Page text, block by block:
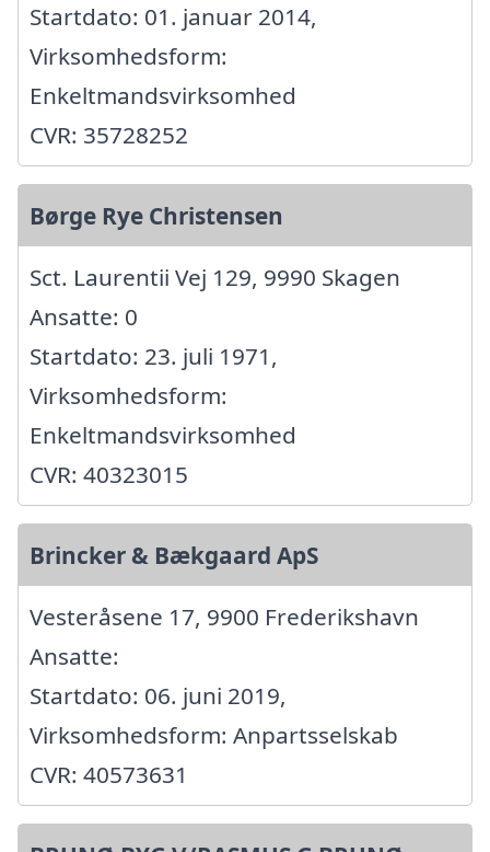
Startdato: 01. januar 2014,
Virksomhedsform:
Enkeltmandsvirksomhed
CVR: 35728252
Børge Rye Christensen
Sct. Laurentii Vej 129, 9990 Skagen
Ansatte: 0
Startdato: 23. juli 1971,
Virksomhedsform:
Enkeltmandsvirksomhed
CVR: 40323015
Brincker & Bækgaard ApS
Vesteråsene 17, 9900 Frederikshavn
Ansatte:
Startdato: 06. juni 2019,
Virksomhedsform: Anpartsselskab
CVR: 40573631